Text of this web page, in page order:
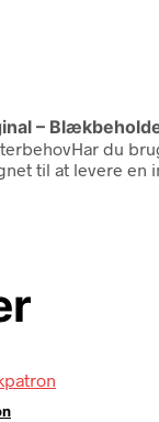
–
du
til at levere en